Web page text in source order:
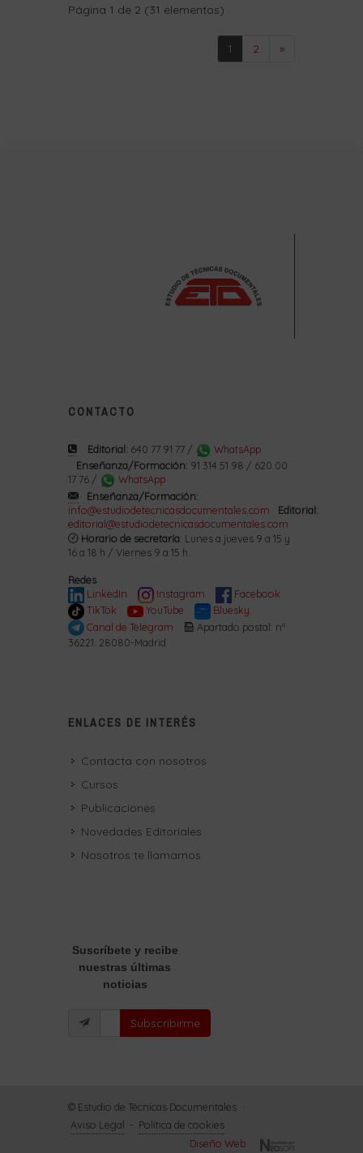
Página 1 de 2 (31 elementos)
1 2 »
CONTACTO
Editorial: 640 77 91 77 /
WhatsApp
Enseñanza/Formación: 91 314 51 98 / 620 00
17 76 /
WhatsApp
Enseñanza/Formación:
info@estudiodetecnicasdocumentales.com
Editorial:
editorial@estudiodetecnicasdocumentales.com
Horario de secretaría: Lunes a jueves 9 a 15 y
16 a 18 h / Viernes 9 a 15 h.
Redes
LinkedIn
Instagram
Facebook
TikTok
YouTube
Bluesky
Canal de Telegram
Apartado postal: nº
36221. 28080-Madrid
ENLACES DE INTERÉS
Contacta con nosotros
Cursos
Publicaciones
Novedades Editoriales
Nosotros te llamamos
Suscríbete y recibe
nuestras últimas
noticias
Subscribirme
© Estudio de Técnicas Documentales ·
Aviso Legal - Política de cookies
Diseño Web